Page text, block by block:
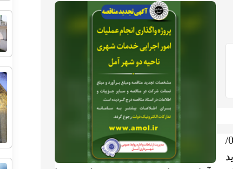
- مبلغ تضمین شرکت در تجدید مناقصه 000 / 000/